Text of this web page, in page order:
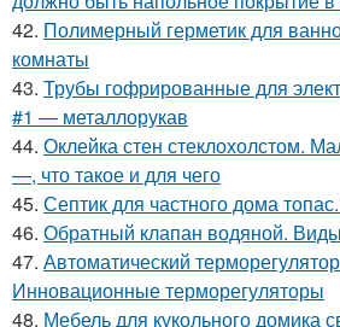
42. Полимерный герметик для
комнаты
43. Трубы гофрированные для
#1 — металлорукав
44. Оклейка стен стеклохолстом.
—, что такое и для чего
45. Септик для частного дома
46. Обратный клапан водяной.
47. Автоматический
Инновационные терморегуляторы
48. Мебель для кукольного домика